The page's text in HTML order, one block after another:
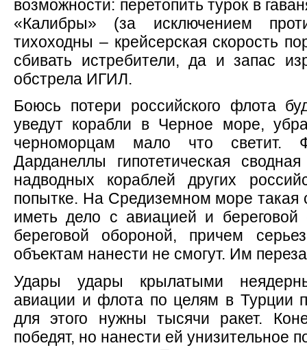
возможности: перетопить турок в
«Калибры» (за исключением
тихоходны – крейсерская скорость
сбивать истребители, да и запас
обстрела ИГИЛ.
Боюсь потери российского флота
уведут корабли в Черное море,
черноморцам мало что светит.
Дарданеллы гипотетическая
надводных кораблей других
попытке. На Средиземном море такая
иметь дело с авиацией и
береговой обороной, причем
объектам нанести не смогут. Им
Удары удары крылатыми
авиации и флота по целям в Турции
для этого нужны тысячи ракет.
победят, но нанести ей унизительное